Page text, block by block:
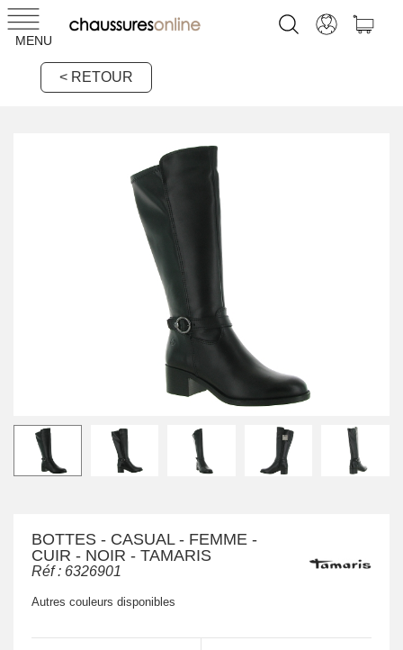
MENU
< RETOUR
BOTTES - CASUAL - FEMME -
CUIR - NOIR - TAMARIS
Réf : 6326901
Autres couleurs disponibles